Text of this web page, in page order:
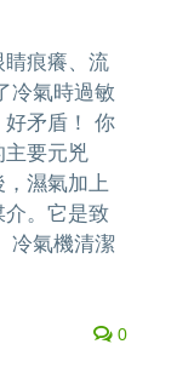
睛痕癢、流
冷氣時過敏
好矛盾！ 你
主要元兇
濕氣加上
介。它是致
冷氣機清潔
0